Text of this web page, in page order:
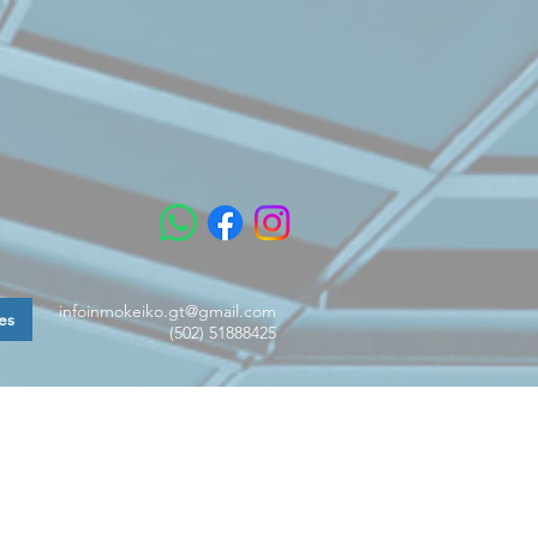
infoinmokeiko.gt@gmail.com
(502) 51888425